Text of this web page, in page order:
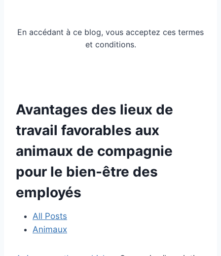
En accédant à ce blog, vous acceptez ces termes
et conditions.
Avantages des lieux de
travail favorables aux
animaux de compagnie
pour le bien-être des
employés
All Posts
Animaux